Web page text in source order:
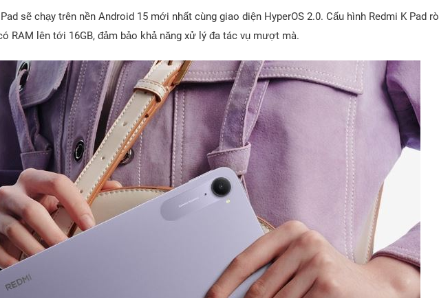
sẽ chạy trên nền Android 15 mới nhất cùng giao diện HyperOS 2.0. Cấu hình Redmi K Pad rò
RAM lên tới 16GB, đảm bảo khả năng xử lý đa tác vụ mượt mà.